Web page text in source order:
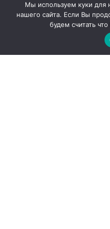
Мы используем куки для
нашего сайта. Если Вы
будем считать